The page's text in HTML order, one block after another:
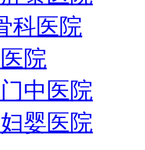
科医院
院
中医院
婴医院